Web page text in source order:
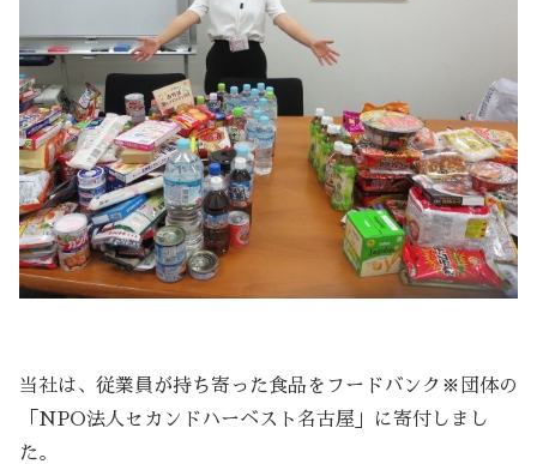
当社は、従業員が持ち寄った食品をフードバンク※団体の
「NPO法人セカンドハーベスト名古屋」に寄付しまし
た。